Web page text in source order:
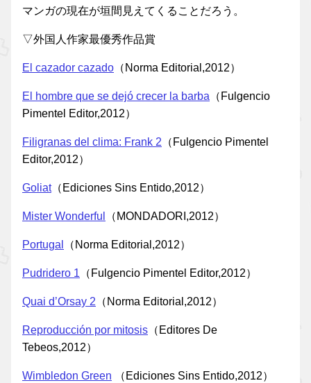
マンガの現在が垣間見えてくることだろう。
▽外国人作家最優秀作品賞
El cazador cazado （Norma Editorial,2012）
El hombre que se dejó crecer la barba （Fulgencio
Pimentel Editor,2012）
Filigranas del clima: Frank 2 （Fulgencio Pimentel
Editor,2012）
Goliat（Ediciones Sins Entido,2012）
Mister Wonderful （MONDADORI,2012）
Portugal （Norma Editorial,2012）
Pudridero 1 （Fulgencio Pimentel Editor,2012）
Quai d’Orsay 2 （Norma Editorial,2012）
Reproducción por mitosis （Editores De
Tebeos,2012）
Wimbledon Green （Ediciones Sins Entido,2012）